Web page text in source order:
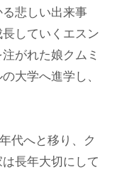
悲しい出来事
していくエスン
がれた娘クムミ
大学へ進学し、
代へと移り、ク
長年大切にして